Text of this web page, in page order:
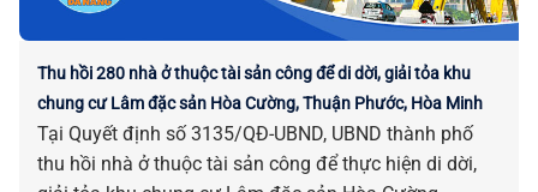
Thu hồi 280 nhà ở thuộc tài sản công để di dời, giải tỏa khu
chung cư Lâm đặc sản Hòa Cường, Thuận Phước, Hòa Minh
Tại Quyết định số 3135/QĐ-UBND, UBND thành phố
thu hồi nhà ở thuộc tài sản công để thực hiện di dời,